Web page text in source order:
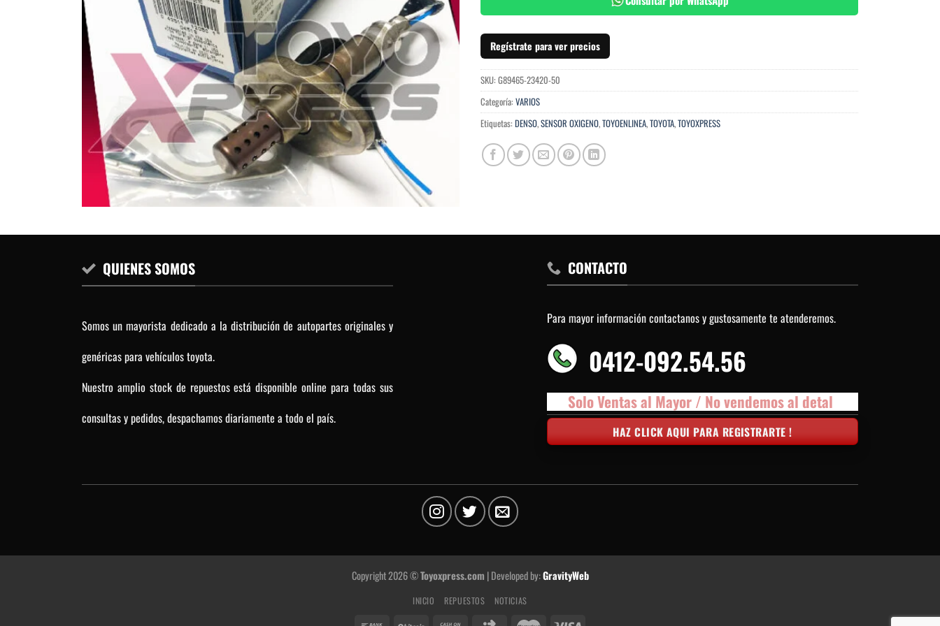
Regístrate para ver precios
SKU: G89465-23420-50
Categoría: VARIOS
Etiquetas: DENSO,SENSOR OXIGENO,TOYOENLINEA,TOYOTA,TOYOXPRESS
QUIENES SOMOS
Somos un mayorista dedicado a la distribución de autopartes originales y
genéricas para vehículos toyota.
Nuestro amplio stock de repuestos está disponible online para todas sus
consultas y pedidos, despachamos diariamente a todo el país.
CONTACTO
Para mayor información contactanos y gustosamente te atenderemos.
0412-092.54.56
Solo Ventas al Mayor / No vendemos al detal
HAZ CLICK AQUI PARA REGISTRARTE !
Copyright 2026 ©Toyoxpress.com | Developed by:GravityWeb
INICIO REPUESTOS NOTICIAS